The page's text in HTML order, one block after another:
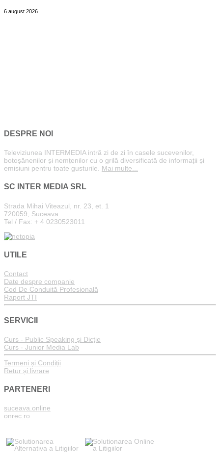
6 august 2026
DESPRE NOI
Televiziunea INTERMEDIA intră zi de zi în casele sucevenilor,
botoșănenilor și nemțenilor cu o grilă diversificată de informații și
emisiuni pentru toate gusturile. Mai multe...
SC INTER MEDIA SRL
Strada Mihai Viteazul, nr. 23, et. 1
720059, Suceava
Tel / Fax: + 4 0230523011
UTILE
Contact
Date despre companie
Cod De Conduită Profesională
Raport JTI
SERVICII
Curs - Public Speaking și Dicție
Curs - Junior Media Lab
Termeni și Condiții
Retur și livrare
PARTENERI
suceava.online
onrec.ro